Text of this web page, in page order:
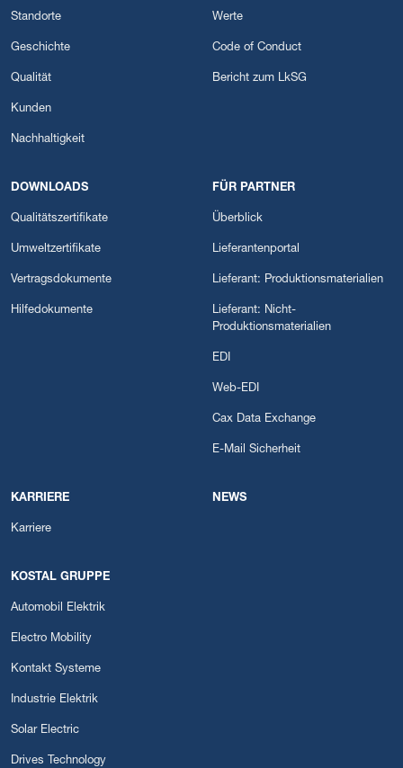
Standorte
Geschichte
Qualität
Kunden
Nachhaltigkeit
Werte
Code of Conduct
Bericht zum LkSG
DOWNLOADS
Qualitätszertifikate
Umweltzertifikate
Vertragsdokumente
Hilfedokumente
FÜR PARTNER
Überblick
Lieferantenportal
Lieferant: Produktionsmaterialien
Lieferant: Nicht-
Produktionsmaterialien
EDI
Web-EDI
Cax Data Exchange
E-Mail Sicherheit
KARRIERE
Karriere
NEWS
KOSTAL GRUPPE
Automobil Elektrik
Electro Mobility
Kontakt Systeme
Industrie Elektrik
Solar Electric
Drives Technology